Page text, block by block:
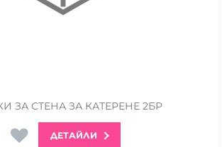
ЗА СТЕНА ЗА КАТЕРЕНЕ 2БР
ДЕТАЙЛИ